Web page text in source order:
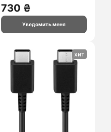
730 ₴
Уведомить меня
хит